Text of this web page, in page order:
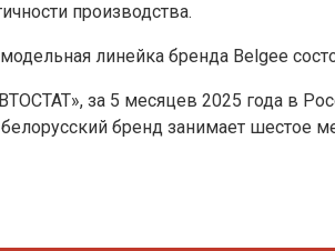
производства.
линейка бренда Belgee
за 5 месяцев 2025 года в
бренд занимает шестое